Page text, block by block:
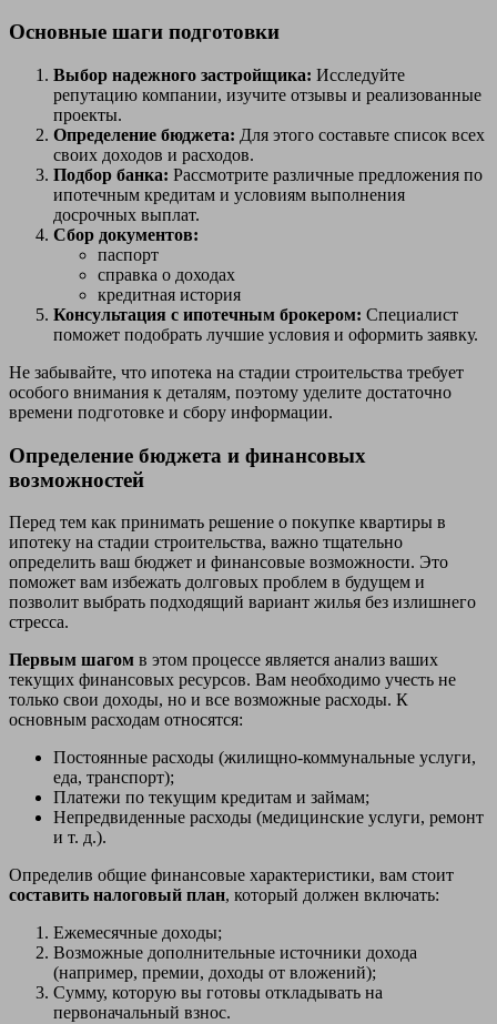
Основные шаги подготовки
Выбор надежного застройщика: Исследуйте
репутацию компании, изучите отзывы и реализованные
проекты.
Определение бюджета: Для этого составьте список всех
своих доходов и расходов.
Подбор банка: Рассмотрите различные предложения по
ипотечным кредитам и условиям выполнения
досрочных выплат.
Сбор документов:
паспорт
справка о доходах
кредитная история
Консультация с ипотечным брокером: Специалист
поможет подобрать лучшие условия и оформить заявку.
Не забывайте, что ипотека на стадии строительства требует
особого внимания к деталям, поэтому уделите достаточно
времени подготовке и сбору информации.
Определение бюджета и финансовых
возможностей
Перед тем как принимать решение о покупке квартиры в
ипотеку на стадии строительства, важно тщательно
определить ваш бюджет и финансовые возможности. Это
поможет вам избежать долговых проблем в будущем и
позволит выбрать подходящий вариант жилья без излишнего
стресса.
Первым шагом в этом процессе является анализ ваших
текущих финансовых ресурсов. Вам необходимо учесть не
только свои доходы, но и все возможные расходы. К
основным расходам относятся:
Постоянные расходы (жилищно-коммунальные услуги,
еда, транспорт);
Платежи по текущим кредитам и займам;
Непредвиденные расходы (медицинские услуги, ремонт
и т. д.).
Определив общие финансовые характеристики, вам стоит
составить налоговый план, который должен включать:
Ежемесячные доходы;
Возможные дополнительные источники дохода
(например, премии, доходы от вложений);
Сумму, которую вы готовы откладывать на
первоначальный взнос.